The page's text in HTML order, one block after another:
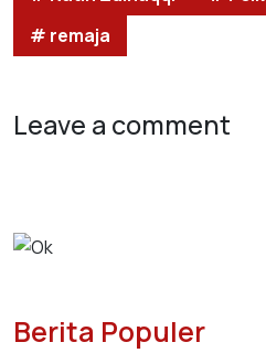
# remaja
Leave a comment
Berita Populer